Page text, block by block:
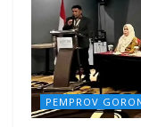
PEMPROV